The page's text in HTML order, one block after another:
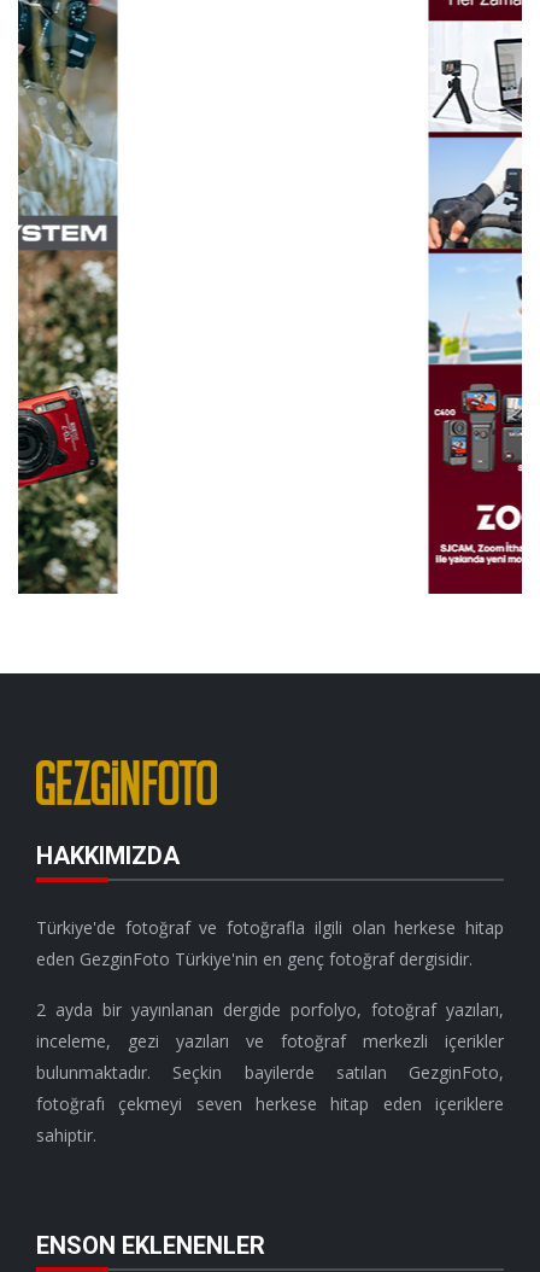
HAKKIMIZDA
Türkiye'de fotoğraf ve fotoğrafla ilgili olan herkese hitap
eden GezginFoto Türkiye'nin en genç fotoğraf dergisidir.
2 ayda bir yayınlanan dergide porfolyo, fotoğraf yazıları,
inceleme, gezi yazıları ve fotoğraf merkezli içerikler
bulunmaktadır. Seçkin bayilerde satılan GezginFoto,
fotoğrafı çekmeyi seven herkese hitap eden içeriklere
sahiptir.
ENSON EKLENENLER